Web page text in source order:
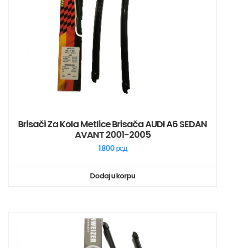
Brisači Za Kola Metlice Brisača AUDI A6 SEDAN
AVANT 2001-2005
1.800 рсд
Dodaj u korpu